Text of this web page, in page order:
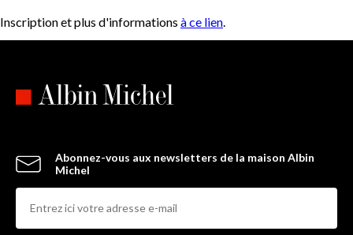
Inscription et plus d'informations à ce lien.
Abonnez-vous aux newsletters de la maison Albin
Michel